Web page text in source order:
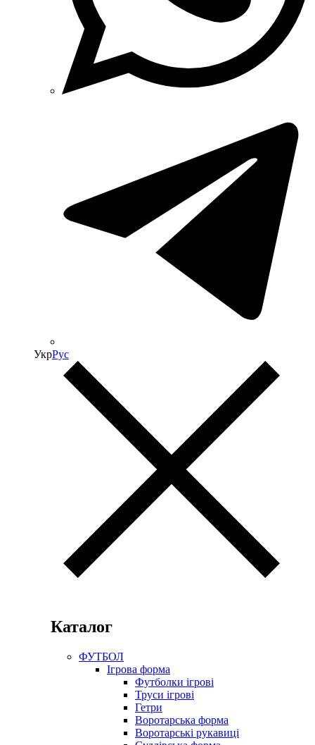
УкрРус
Каталог
ФУТБОЛ
Ігрова форма
Футболки ігрові
Труси ігрові
Гетри
Воротарська форма
Воротарські рукавиці